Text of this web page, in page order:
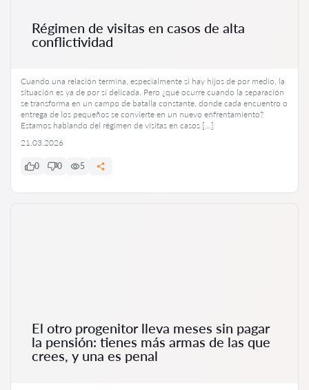
Régimen de visitas en casos de alta
conflictividad
Cuando una relación termina, especialmente si hay hijos de por medio, la
situación es ya de por sí delicada. Pero ¿qué ocurre cuando la separación
se transforma en un campo de batalla constante, donde cada encuentro o
entrega de los pequeños se convierte en un nuevo enfrentamiento?
Estamos hablando del régimen de visitas en casos […]
21.03.2026
0 0 5
El otro progenitor lleva meses sin pagar
la pensión: tienes más armas de las que
crees, y una es penal